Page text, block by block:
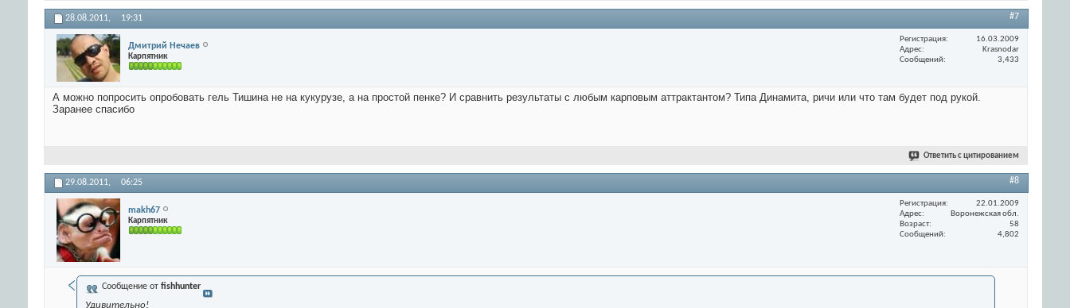
28.08.2011, 19:31 #7
Дмитрий Нечаев
Карпятник
Регистрация
16.03.2009
Адрес
Krasnodar
Сообщений
3,433
А можно попросить опробовать гель Тишина не на кукурузе, а на простой пенке? И сравнить результаты с любым карповым аттрактантом? Типа Динамита, ричи или что там будет под рукой.
Заранее спасибо
Ответить с цитированием
29.08.2011, 06:25 #8
makh67
Карпятник
Регистрация
22.01.2009
Адрес
Воронежская обл.
Возраст
58
Сообщений
4,802
Сообщение от fishhunter
Удивительно!